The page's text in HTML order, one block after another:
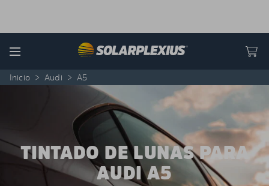
Menu
Inicio > Audi > A5
TINTADO DE LUNAS PARA
AUDI A5